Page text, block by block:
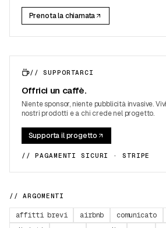
Prenota la chiamata
// SUPPORTARCI
Offrici un caffè.
Niente sponsor, niente pubblicità invasive.
nostri prodotti e a chi crede nel progetto.
Supporta il progetto
// PAGAMENTI SICURI · STRIPE
// ARGOMENTI
affitti brevi airbnb comunicato